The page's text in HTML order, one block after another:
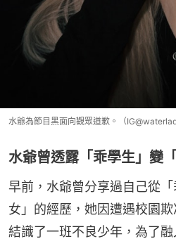
水爺為節目黑面向觀眾道歉。（
水爺曾透露「乖學生」變
早前，水爺曾分享過自己從
女」的經歷，她因遭遇校園
結識了一班不良少年，為了